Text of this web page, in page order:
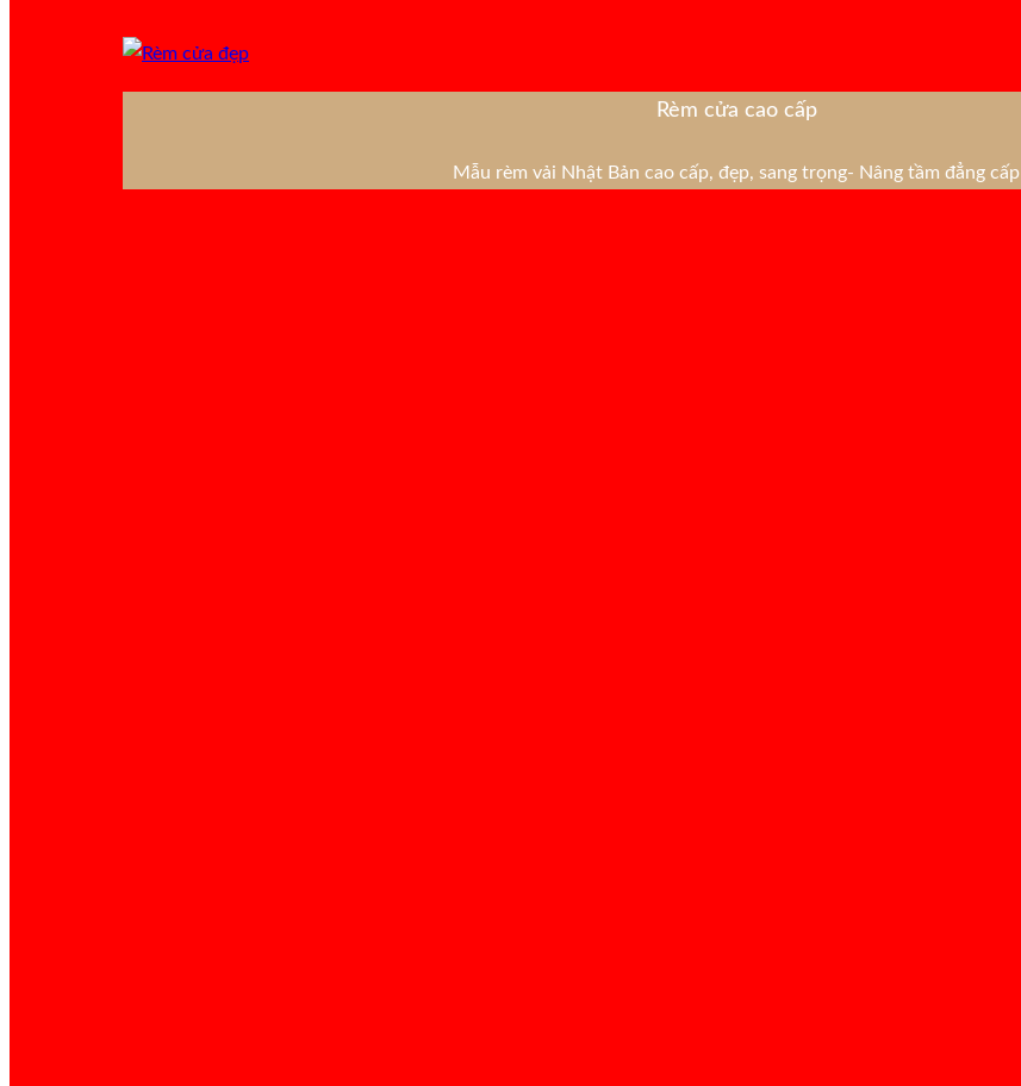
Rèm cửa cao cấp
Mẫu rèm vải Nhật Bản cao cấp, đẹp, sang trọng- Nâng tầm đẳng cấp